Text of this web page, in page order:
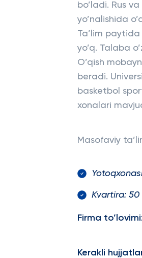
bo’ladi. Rus
yo’nalishida
Ta’lim
yo’q. Talaba
O’qish
beradi.
basketbol
xonalari
Masofaviy
Kvartira:
Firma
Kerakli